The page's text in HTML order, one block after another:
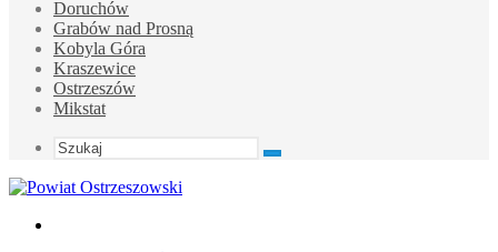
Doruchów
Grabów nad Prosną
Kobyla Góra
Kraszewice
Ostrzeszów
Mikstat
Szukaj